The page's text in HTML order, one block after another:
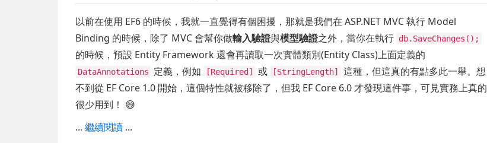
以前在使用 EF6 的時候，我就一直覺得有個困擾，那就是我們在 ASP.NET MVC 執行 Model
Binding 的時候，除了 MVC 會幫你做輸入驗證與模型驗證之外，當你在執行 db.SaveChanges();
的時候，預設 Entity Framework 還會再讀取一次實體類別(Entity Class)上面定義的
DataAnnotations 定義，例如 [Required] 或 [StringLength]
這種，但這真的有點多此一舉。想
不到從 EF Core 1.0 開始，這個特性就被移除了，但我 EF Core 6.0 才發現這件事，可見實務上真的
很少用到！ 😅
...繼續閱讀 ...